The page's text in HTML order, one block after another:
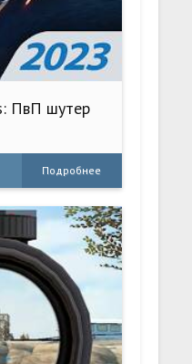
ПвП шутер
Подробнее